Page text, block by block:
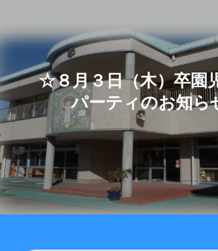
☆８月３日（木）卒園
パーティのお知